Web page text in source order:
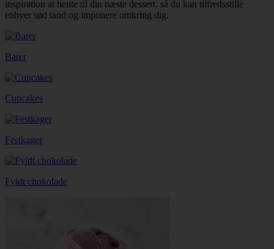
inspiration at hente til din næste dessert, så du kan tilfredsstille
enhver sød tand og imponere omkring dig.
Barer
Cupcakes
Festkager
Fyldt chokolade